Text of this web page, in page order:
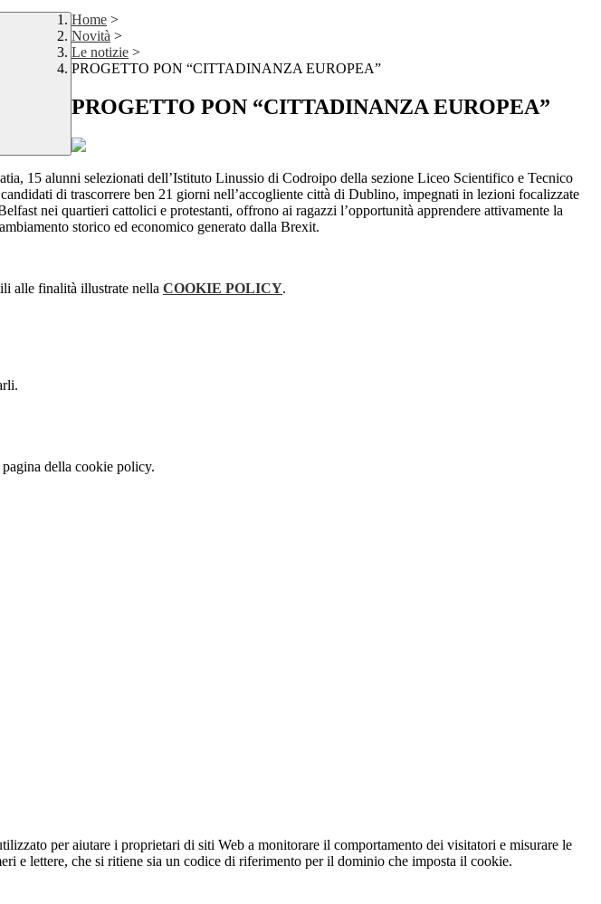
Home >
Novità >
Le notizie >
PROGETTO PON “CITTADINANZA EUROPEA”
PROGETTO PON “CITTADINANZA EUROPEA”
15 alunni selezionati dell’Istituto Linussio di Codroipo della sezione Liceo Scientifico e Tecnico
di trascorrere ben 21 giorni nell’accogliente città di Dublino, impegnati in lezioni focalizzate
nei quartieri cattolici e protestanti, offrono ai ragazzi l’opportunità apprendere attivamente la
storico ed economico generato dalla Brexit.
alle finalità illustrate nella COOKIE POLICY.
della cookie policy.
per aiutare i proprietari di siti Web a monitorare il comportamento dei visitatori e misurare le
e lettere, che si ritiene sia un codice di riferimento per il dominio che imposta il cookie.